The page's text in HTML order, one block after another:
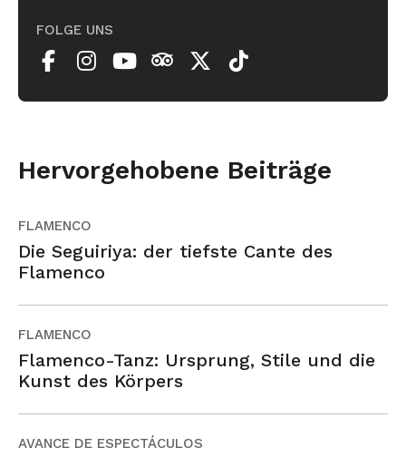
FOLGE UNS
Hervorgehobene Beiträge
FLAMENCO
Die Seguiriya: der tiefste Cante des
Flamenco
FLAMENCO
Flamenco-Tanz: Ursprung, Stile und die
Kunst des Körpers
AVANCE DE ESPECTÁCULOS